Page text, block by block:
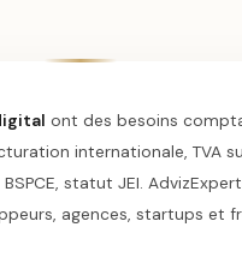
ont des besoins
internationale, TVA
statut JEI.
agences, startups et